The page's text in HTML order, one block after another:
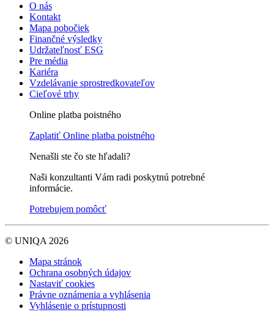
O nás
Kontakt
Mapa pobočiek
Finančné výsledky
Udržateľnosť ESG
Pre média
Kariéra
Vzdelávanie sprostredkovateľov
Cieľové trhy
Online platba poistného
Zaplatiť Online platba poistného
Nenašli ste čo ste hľadali?
Naši konzultanti Vám radi poskytnú potrebné
informácie.
Potrebujem pomôcť
© UNIQA 2026
Mapa stránok
Ochrana osobných údajov
Nastaviť cookies
Právne oznámenia a vyhlásenia
Vyhlásenie o prístupnosti